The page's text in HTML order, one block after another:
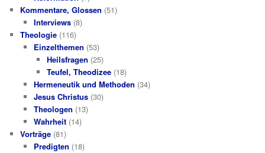
Kommentare, Glossen (51)
Interviews(8)
Theologie (116)
Einzelthemen (53)
Heilsfragen (25)
Teufel, Theodizee (18)
Hermeneutik und Methoden (34)
Jesus Christus(30)
Theologen (13)
Wahrheit(14)
Vorträge (81)
Predigten (18)